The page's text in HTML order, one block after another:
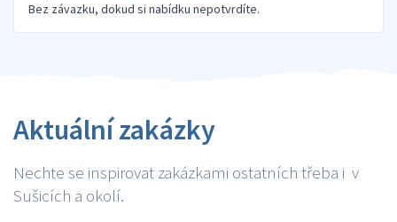
Bez závazku, dokud si nabídku nepotvrdíte.
Aktuální zakázky
Nechte se inspirovat zakázkami ostatních třeba i v
Sušicích a okolí.